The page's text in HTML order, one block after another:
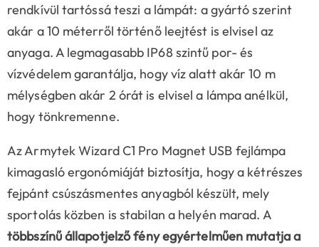
rendkívül tartóssá teszi a lámpát: a gyártó szerint
akár a 10 méterről történő leejtést is elvisel az
anyaga. A legmagasabb IP68 szintű por- és
vízvédelem garantálja, hogy víz alatt akár 10 m
mélységben akár 2 órát is elvisel a lámpa anélkül,
hogy tönkremenne.
Az Armytek Wizard C1 Pro Magnet USB fejlámpa
kimagasló ergonómiáját biztosítja, hogy a kétrészes
fejpánt csúszásmentes anyagból készült, mely
sportolás közben is stabilan a helyén marad. A
többszínű állapotjelző fény egyértelműen mutatja a